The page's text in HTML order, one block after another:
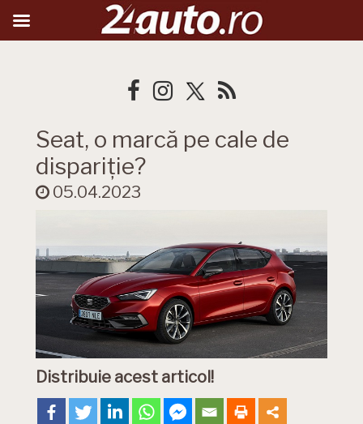
Seat, o marcă pe cale de
dispariție?
05.04.2023
Distribuie acest articol!